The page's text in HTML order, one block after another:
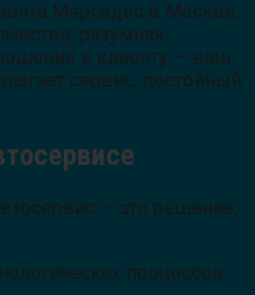
Мерседес в Москве,
разумная
к клиенту — ваш
сервис, достойный
— это решение,
процессов